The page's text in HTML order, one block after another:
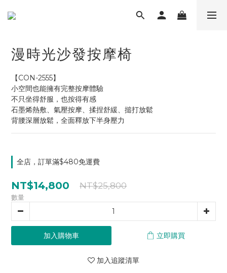
漫時光沙發按摩椅
【CON-2555】
小空間也能擁有完整按摩體驗
不只坐得舒服，也按得有感
石墨烯熱敷、氣壓按摩、揉捏舒緩、搥打放鬆
背腰深層放鬆，全面釋放下半身壓力
全店，訂單滿$480免運費
NT$14,800 NT$25,800
數量
加入購物車 立即購買
加入追蹤清單